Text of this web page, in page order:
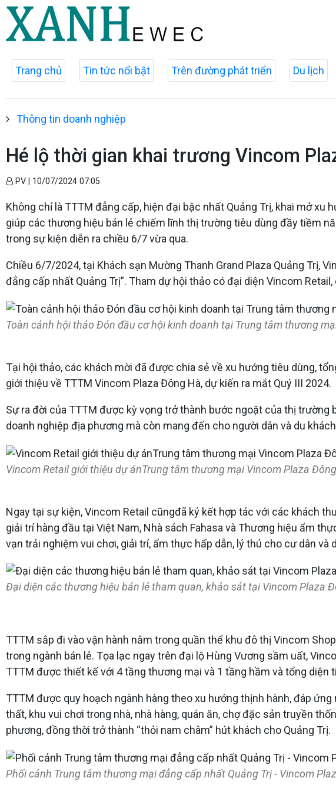
Trang chủ Tin tức nổi bật Trên đường phát triển Du lịch
Thông tin doanh nghiệp
Hé lộ thời gian khai trương Vincom
PV | 10/07/2024 07:05
Không chỉ là TTTM đẳng cấp, hiện đại bậc nhất Quảng Trị, khai mở
giúp các thương hiệu bán lẻ chiếm lĩnh thị trường tiêu dùng đầy tiềm
trong sự kiện diễn ra chiều 6/7 vừa qua.
Chiều 6/7/2024, tại Khách sạn Mường Thanh Grand Plaza Quảng Trị,
đẳng cấp nhất Quảng Trị”. Tham dự hội thảo có đại diện Vincom
Toàn cảnh hội thảo Đón đầu cơ hội kinh doanh tại Trung tâm thương
Tại hội thảo, các khách mời đã được chia sẻ về xu hướng tiêu dùng,
giới thiệu về TTTM Vincom Plaza Đông Hà, dự kiến ra mắt Quý III 2024.
Sự ra đời của TTTM được kỳ vọng trở thành bước ngoặt của thị trường
doanh nghiệp địa phương mà còn mang đến cho người dân và du
Vincom Retail giới thiệu dự ánTrung tâm thương mại Vincom Plaza
Ngay tại sự kiện, Vincom Retail cũngđã ký kết hợp tác với các khách
giải trí hàng đầu tại Việt Nam, Nhà sách Fahasa và Thương hiệu ẩm
vạn trải nghiệm vui chơi, giải trí, ẩm thực hấp dẫn, lý thú cho cư dân và
Đại diện các thương hiệu bán lẻ tham quan, khảo sát tại Vincom Plaza
TTTM sắp đi vào vận hành nằm trong quần thể khu đô thị Vincom
trong ngành bán lẻ. Tọa lạc ngay trên đại lộ Hùng Vương sầm uất,
TTTM được thiết kế với 4 tầng thương mại và 1 tầng hầm và tổng diện
TTTM được quy hoạch ngành hàng theo xu hướng thịnh hành, đáp
thất, khu vui chơi trong nhà, nhà hàng, quán ăn, chợ đặc sản truyền
phương, đồng thời trở thành “thỏi nam châm” hút khách cho Quảng Trị.
Phối cảnh Trung tâm thương mại đẳng cấp nhất Quảng Trị - Vincom